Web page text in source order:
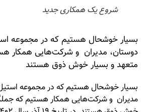
شروع یک همکاری جدید
بسیار خوشحال هستیم که در مجموعه
دوستان، مدیران و شرکت‌هایی همکار
متعهد و بسیار خوش ذوق هستند
بسیار خوشحال هستیم که در مجموعه استیل
مدیران و شرکت‌هایی همکار هستیم که